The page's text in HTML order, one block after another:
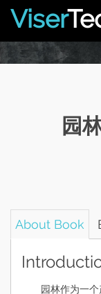
Viser
园
About Book
园林作为一个